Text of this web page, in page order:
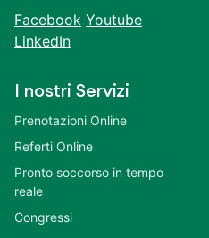
Facebook Youtube
LinkedIn
I nostri Servizi
Prenotazioni Online
Referti Online
Pronto soccorso in tempo
reale
Congressi